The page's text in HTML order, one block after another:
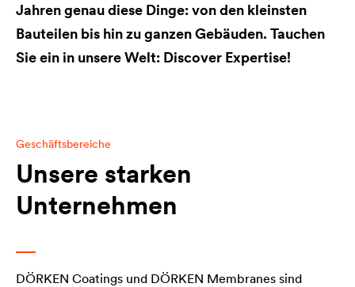
Jahren genau diese Dinge: von den kleinsten
Bauteilen bis hin zu ganzen Gebäuden. Tauchen
Sie ein in unsere Welt: Discover Expertise!
Geschäftsbereiche
Unsere starken
Unternehmen
DÖRKEN Coatings und DÖRKEN Membranes sind